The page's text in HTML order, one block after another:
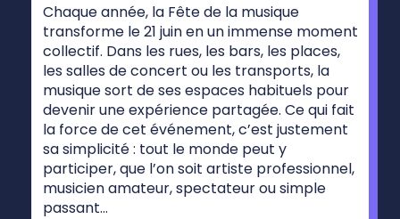
Chaque année, la Fête de la musique
transforme le 21 juin en un immense moment
collectif. Dans les rues, les bars, les places,
les salles de concert ou les transports, la
musique sort de ses espaces habituels pour
devenir une expérience partagée. Ce qui fait
la force de cet événement, c’est justement
sa simplicité : tout le monde peut y
participer, que l’on soit artiste professionnel,
musicien amateur, spectateur ou simple
passant...